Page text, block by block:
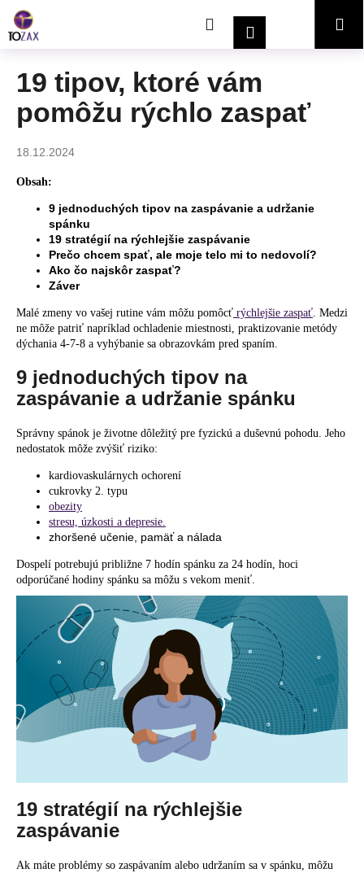
obsah
HľadaťPrihlásenieNákupný
19 tipov, ktoré vám
pomôžu rýchlo zaspať
18.12.2024
Obsah:
9 jednoduchých tipov na zaspávanie a udržanie
spánku
19 stratégií na rýchlejšie zaspávanie
Prečo chcem spať, ale moje telo mi to nedovolí?
Ako čo najskôr zaspať?
Záver
Malé zmeny vo vašej rutine vám môžu pomôcť rýchlejšie zaspať . Medzi
ne môže patriť napríklad ochladenie miestnosti, praktizovanie metódy
dýchania 4-7-8 a vyhýbanie sa obrazovkám pred spaním.
9 jednoduchých tipov na
zaspávanie a udržanie spánku
Správny spánok je životne dôležitý pre fyzickú a duševnú pohodu. Jeho
nedostatok môže zvýšiť riziko:
kardiovaskulárnych ochorení
cukrovky 2. typu
obezity
stresu, úzkosti a depresie.
zhoršené učenie, pamäť a nálada
Dospelí potrebujú približne 7 hodín spánku za 24 hodín, hoci
odporúčané hodiny spánku sa môžu s vekom meniť.
19 stratégií na rýchlejšie
zaspávanie
Ak máte problémy so zaspávaním alebo udržaním sa v spánku, môžu
o
Č
o
p
o
t
t
e
á
j
s
ť
p
ú
č
a
e